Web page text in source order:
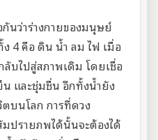
นว่าร่างกายของมนุษย์
4 คือ ดิน น้ำ ลม ไฟ เมื่อ
บไปสู่สภาพเดิม โดยเชื่อ
น และชุ่มชื่น อีกทั้งน้ำยัง
บนโลก การที่ดวง
ปรายภพได้นั้นจะต้องได้